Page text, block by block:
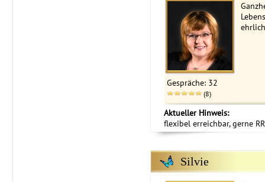
Gespräche: 32
(8)
Aktueller Hinweis:
flexibel erreichbar, gerne
Silvie